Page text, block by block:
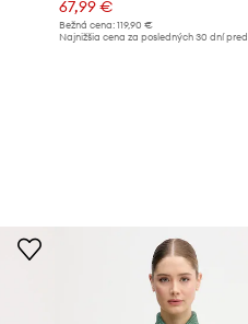
67,99 €
Bežná cena:119,90 €
Najnižšia cena za posledných 30 dní pred